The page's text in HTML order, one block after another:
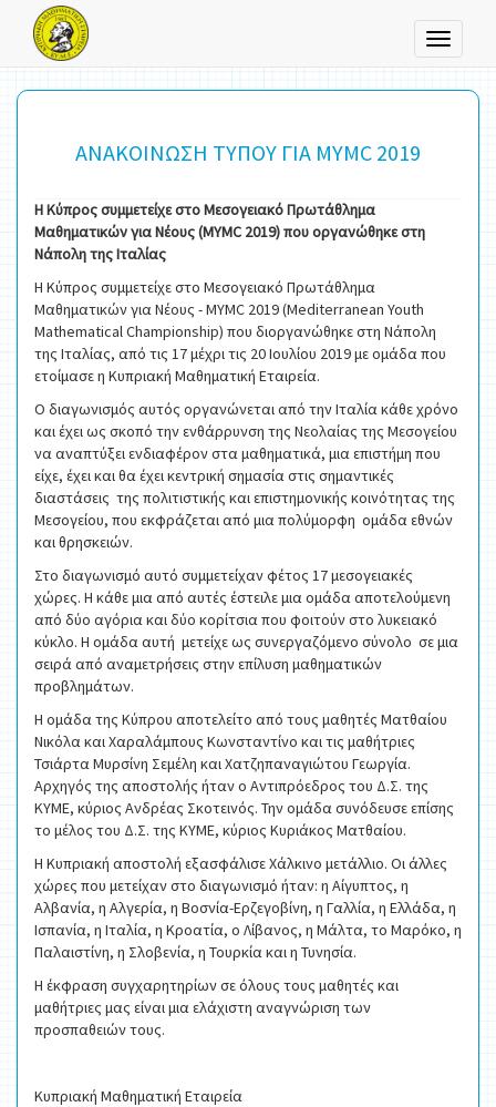
Toggle
ΑΝΑΚΟΙΝΩΣΗ ΤΥΠΟΥ ΓΙΑ MYMC 2019
Η Κύπρος συμμετείχε στο Μεσογειακό Πρωτάθλημα
Μαθηματικών για Νέους (MYMC 2019) που οργανώθηκε στη
Νάπολη της Ιταλίας
Η Κύπρος συμμετείχε στο Μεσογειακό Πρωτάθλημα
Μαθηματικών για Νέους - MYMC 2019 (Mediterranean Youth
Mathematical Championship) που διοργανώθηκε στη Νάπολη
της Ιταλίας, από τις 17 μέχρι τις 20 Ιουλίου 2019 με ομάδα που
ετοίμασε η Κυπριακή Μαθηματική Εταιρεία.
Ο διαγωνισμός αυτός οργανώνεται από την Ιταλία κάθε χρόνο
και έχει ως σκοπό την ενθάρρυνση της Νεολαίας της Μεσογείου
να αναπτύξει ενδιαφέρον στα μαθηματικά, μια επιστήμη που
είχε, έχει και θα έχει κεντρική σημασία στις σημαντικές
διαστάσεις της πολιτιστικής και επιστημονικής κοινότητας της
Μεσογείου, που εκφράζεται από μια πολύμορφη ομάδα εθνών
και θρησκειών.
Στο διαγωνισμό αυτό συμμετείχαν φέτος 17 μεσογειακές
χώρες. Η κάθε μια από αυτές έστειλε μια ομάδα αποτελούμενη
από δύο αγόρια και δύο κορίτσια που φοιτούν στο λυκειακό
κύκλο. Η ομάδα αυτή μετείχε ως συνεργαζόμενο σύνολο σε μια
σειρά από αναμετρήσεις στην επίλυση μαθηματικών
προβλημάτων.
Η ομάδα της Κύπρου αποτελείτο από τους μαθητές Ματθαίου
Νικόλα και Χαραλάμπους Κωνσταντίνο και τις μαθήτριες
Τσιάρτα Μυρσίνη Σεμέλη και Χατζηπαναγιώτου Γεωργία.
Αρχηγός της αποστολής ήταν ο Αντιπρόεδρος του Δ.Σ. της
ΚΥΜΕ, κύριος Ανδρέας Σκοτεινός. Την ομάδα συνόδευσε επίσης
το μέλος του Δ.Σ. της ΚΥΜΕ, κύριος Κυριάκος Ματθαίου.
Η Κυπριακή αποστολή εξασφάλισε Χάλκινο μετάλλιο. Οι άλλες
χώρες που μετείχαν στο διαγωνισμό ήταν: η Αίγυπτος, η
Αλβανία, η Αλγερία, η Βοσνία-Ερζεγοβίνη, η Γαλλία, η Ελλάδα, η
Ισπανία, η Ιταλία, η Κροατία, ο Λίβανος, η Μάλτα, το Μαρόκο, η
Παλαιστίνη, η Σλοβενία, η Τουρκία και η Τυνησία.
Η έκφραση συγχαρητηρίων σε όλους τους μαθητές και
μαθήτριες μας είναι μια ελάχιστη αναγνώριση των
προσπαθειών τους.
Κυπριακή Μαθηματική Εταιρεία